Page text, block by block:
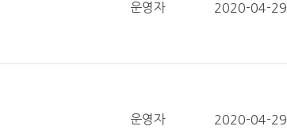
운영자 2020-04-29
운영자 2020-04-29